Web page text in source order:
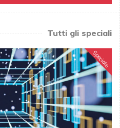
Tutti gli speciali
Speciale